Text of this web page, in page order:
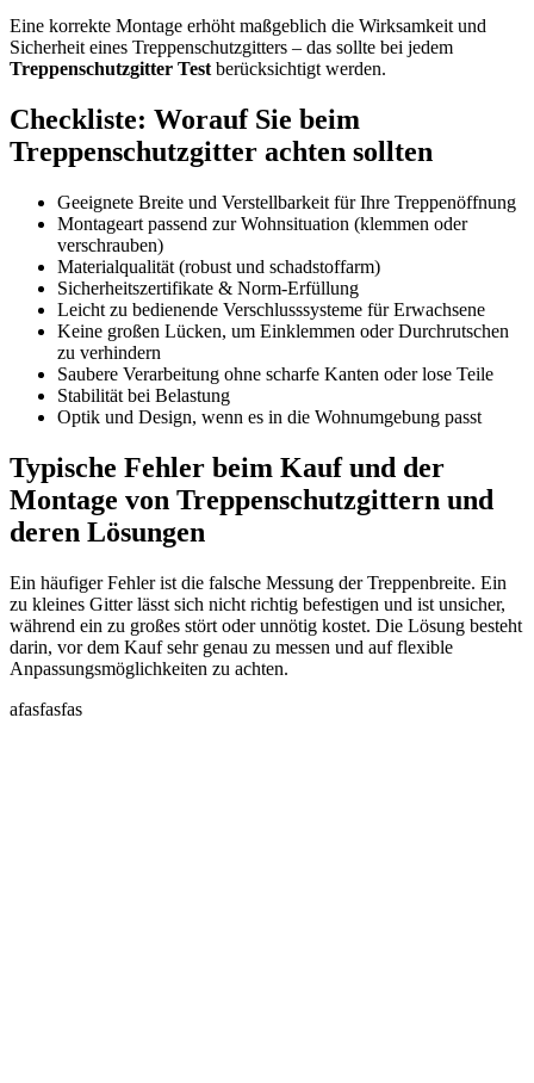
Eine korrekte Montage erhöht maßgeblich die Wirksamkeit und
Sicherheit eines Treppenschutzgitters – das sollte bei jedem
Treppenschutzgitter Test berücksichtigt werden.
Checkliste: Worauf Sie beim
Treppenschutzgitter achten sollten
Geeignete Breite und Verstellbarkeit für Ihre Treppenöffnung
Montageart passend zur Wohnsituation (klemmen oder
verschrauben)
Materialqualität (robust und schadstoffarm)
Sicherheitszertifikate & Norm-Erfüllung
Leicht zu bedienende Verschlusssysteme für Erwachsene
Keine großen Lücken, um Einklemmen oder Durchrutschen
zu verhindern
Saubere Verarbeitung ohne scharfe Kanten oder lose Teile
Stabilität bei Belastung
Optik und Design, wenn es in die Wohnumgebung passt
Typische Fehler beim Kauf und der
Montage von Treppenschutzgittern und
deren Lösungen
Ein häufiger Fehler ist die falsche Messung der Treppenbreite. Ein
zu kleines Gitter lässt sich nicht richtig befestigen und ist unsicher,
während ein zu großes stört oder unnötig kostet. Die Lösung besteht
darin, vor dem Kauf sehr genau zu messen und auf flexible
Anpassungsmöglichkeiten zu achten.
afasfasfas